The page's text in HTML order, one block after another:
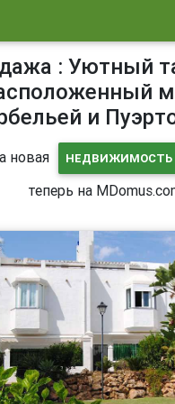
: Уютный
и
новая НЕДВИЖИМОСТЬ
теперь на